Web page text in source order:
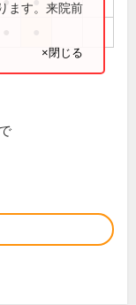
ます。来院前
×閉じる